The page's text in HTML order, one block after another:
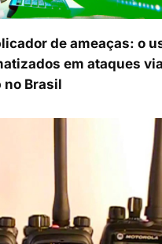
de ameaças: o
em ataques via
no Brasil